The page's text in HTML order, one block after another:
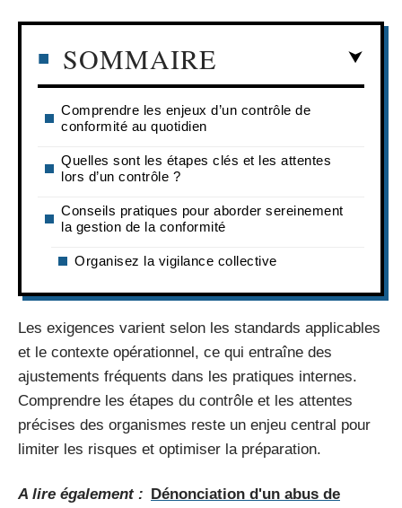
SOMMAIRE
Comprendre les enjeux d’un contrôle de
conformité au quotidien
Quelles sont les étapes clés et les attentes
lors d’un contrôle ?
Conseils pratiques pour aborder sereinement
la gestion de la conformité
Organisez la vigilance collective
Les exigences varient selon les standards applicables
et le contexte opérationnel, ce qui entraîne des
ajustements fréquents dans les pratiques internes.
Comprendre les étapes du contrôle et les attentes
précises des organismes reste un enjeu central pour
limiter les risques et optimiser la préparation.
A lire également : Dénonciation d'un abus de